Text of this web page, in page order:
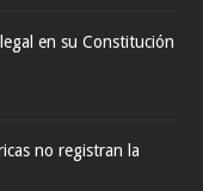
en su Constitución
no registran la